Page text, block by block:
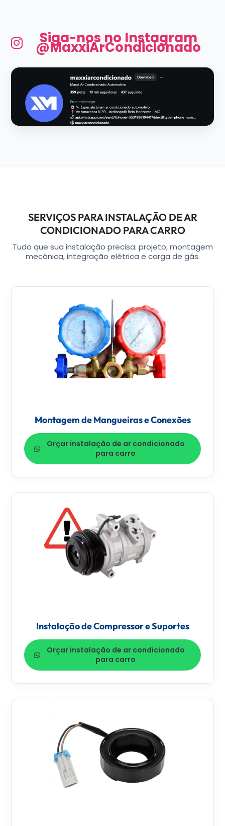
Siga-nos no Instagram
@MaxxiArCondicionado
SERVIÇOS PARA INSTALAÇÃO DE AR
CONDICIONADO PARA CARRO
Tudo que sua instalação precisa: projeto, montagem
mecânica, integração elétrica e carga de gás.
Montagem de Mangueiras e Conexões
Orçar instalação de ar condicionado
para carro
Instalação de Compressor e Suportes
Orçar instalação de ar condicionado
para carro